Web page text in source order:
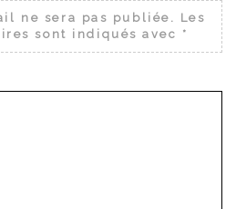
ne sera pas publiée.
Les
sont indiqués avec *